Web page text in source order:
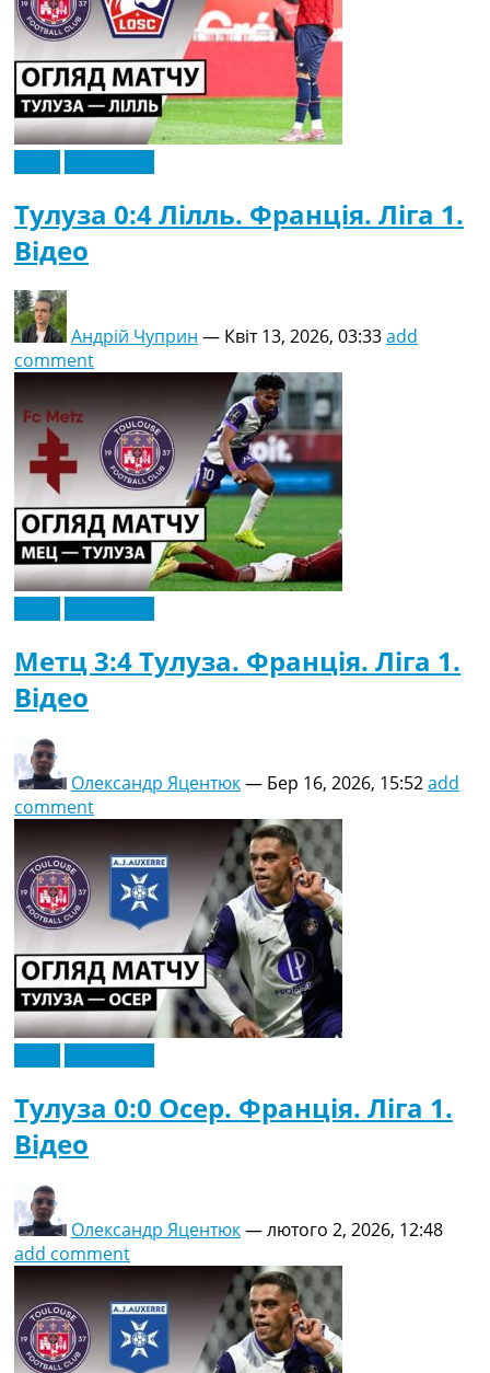
Тулуза 0:4 Лілль. Франція. Ліга 1.
Відео
Андрій Чуприн — Квіт 13, 2026, 03:33add
comment
Метц 3:4 Тулуза. Франція. Ліга 1.
Відео
Олександр Яцентюк— Бер 16, 2026, 15:52add
comment
Тулуза 0:0 Осер. Франція. Ліга 1.
Відео
Олександр Яцентюк—лютого 2, 2026, 12:48
add comment